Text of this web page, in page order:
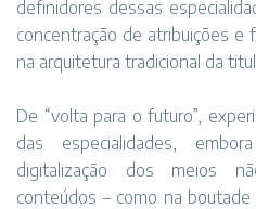
definidores dessas
concentração de atribuições
na arquitetura tradicional da
De “volta para o futuro”,
das especialidades,
digitalização dos meios
conteúdos – como na